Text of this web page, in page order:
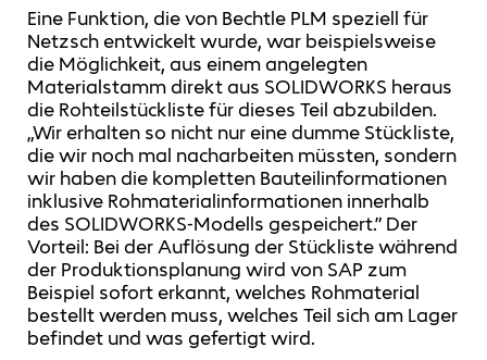
Eine Funktion, die von Bechtle PLM speziell für
Netzsch entwickelt wurde, war beispielsweise
die Möglichkeit, aus einem angelegten
Materialstamm direkt aus SOLIDWORKS heraus
die Rohteilstückliste für dieses Teil abzubilden.
„Wir erhalten so nicht nur eine dumme Stückliste,
die wir noch mal nacharbeiten müssten, sondern
wir haben die kompletten Bauteilinformationen
inklusive Rohmaterialinformationen innerhalb
des SOLIDWORKS-Modells gespeichert.” Der
Vorteil: Bei der Auflösung der Stückliste während
der Produktionsplanung wird von SAP zum
Beispiel sofort erkannt, welches Rohmaterial
bestellt werden muss, welches Teil sich am Lager
befindet und was gefertigt wird.